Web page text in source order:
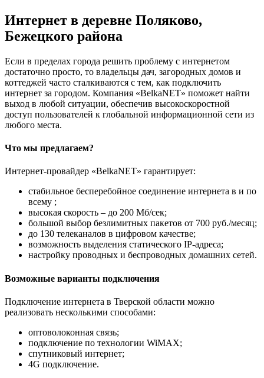
Интернет в деревне Поляково,
Бежецкого района
Если в пределах города решить проблему с интернетом
достаточно просто, то владельцы дач, загородных домов и
коттеджей часто сталкиваются с тем, как подключить
интернет за городом. Компания «BelkaNET» поможет найти
выход в любой ситуации, обеспечив высокоскоростной
доступ пользователей к глобальной информационной сети из
любого места.
Что мы предлагаем?
Интернет-провайдер «BelkaNET» гарантирует:
стабильное бесперебойное соединение интернета в и по
всему ;
высокая скорость – до 200 Мб/сек;
большой выбор безлимитных пакетов от 700 руб./месяц;
до 130 телеканалов в цифровом качестве;
возможность выделения статического IP-адреса;
настройку проводных и беспроводных домашних сетей.
Возможные варианты подключения
Подключение интернета в Тверской области можно
реализовать несколькими способами:
оптоволоконная связь;
подключение по технологии WiMAX;
спутниковый интернет;
4G подключение.